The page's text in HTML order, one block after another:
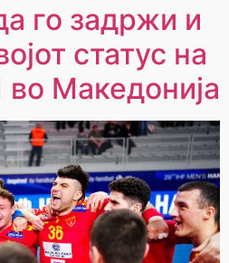
го задржи и
статус на
во Македонија